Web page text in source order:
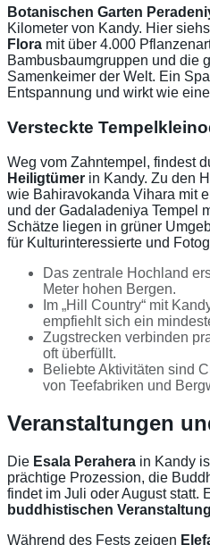
Botanischen Garten
Kilometer von Kandy. Hier
Flora mit über 4.000
Bambusbaumgruppen und die
Samenkeimer der Welt. Ein
Entspannung und wirkt wie
Versteckte
Weg vom Zahntempel, findest
Heiligtümer in Kandy. Zu den
wie Bahiravokanda Vihara mit
und der Gadaladeniya Tempel
Schätze liegen in grüner
für Kulturinteressierte und
Das zentrale Hochland
Meter hohen Bergen.
Im „Hill Country“ mit
empfiehlt sich ein
Zugstrecken verbinden
oft überfüllt.
Beliebte Aktivitäten sind
von Teefabriken und
Veranstaltungen
Die Esala Perahera in Kandy
prächtige Prozession, die
findet im Juli oder August statt.
buddhistischen
Während des Fests zeigen